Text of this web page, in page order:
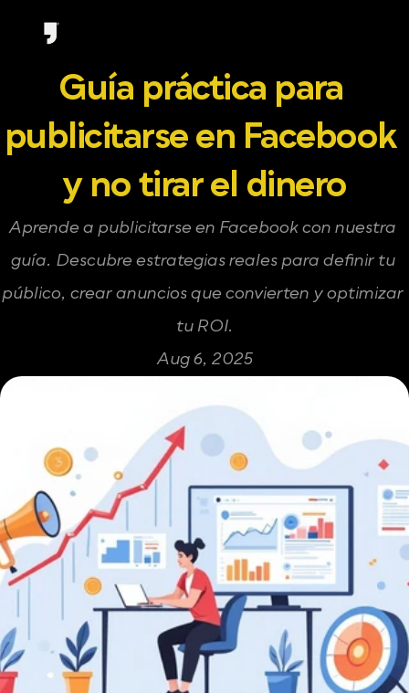
Guía práctica para
publicitarse en Facebook
y no tirar el dinero
Aprende a publicitarse en Facebook con nuestra
guía. Descubre estrategias reales para definir tu
público, crear anuncios que convierten y optimizar
tu ROI.
Aug 6, 2025